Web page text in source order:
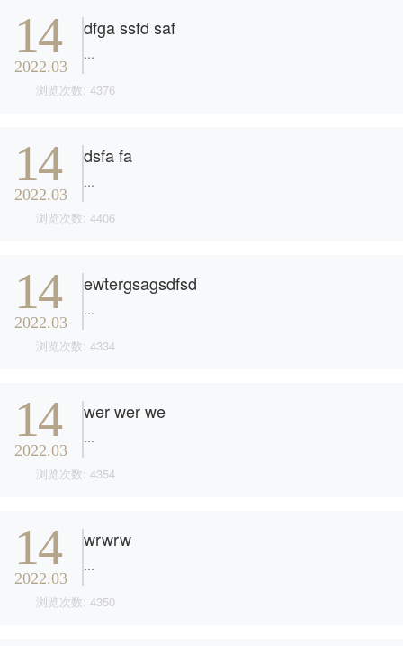
14
2022.03
dfga ssfd saf
...
浏览次数: 4376
14
2022.03
dsfa fa
...
浏览次数: 4406
14
2022.03
ewtergsagsdfsd
...
浏览次数: 4334
14
2022.03
wer wer we
...
浏览次数: 4354
14
2022.03
wrwrw
...
浏览次数: 4350